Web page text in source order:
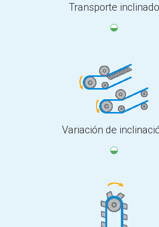
Transporte inclinado
Variación de